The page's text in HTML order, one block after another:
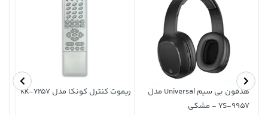
هدفون بی سیم Universal مدل
YS-9957 - مشکی
ریموت کنترل کونکا مدل KK-Y257